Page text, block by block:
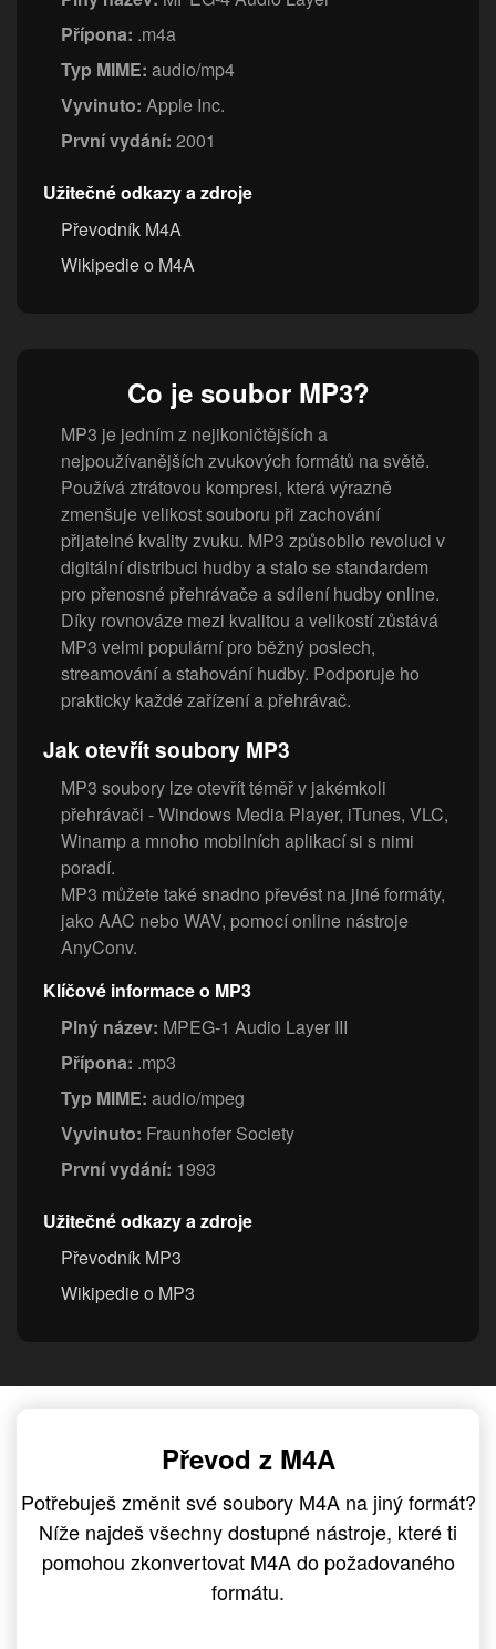
Přípona: .m4a
Typ MIME: audio/mp4
Vyvinuto: Apple Inc.
První vydání: 2001
Užitečné odkazy a zdroje
Převodník M4A
Wikipedie o M4A
Co je soubor MP3?
MP3 je jedním z nejikoničtějších a
nejpoužívanějších zvukových formátů na světě.
Používá ztrátovou kompresi, která výrazně
zmenšuje velikost souboru při zachování
přijatelné kvality zvuku. MP3 způsobilo revoluci v
digitální distribuci hudby a stalo se standardem
pro přenosné přehrávače a sdílení hudby online.
Díky rovnováze mezi kvalitou a velikostí zůstává
MP3 velmi populární pro běžný poslech,
streamování a stahování hudby. Podporuje ho
prakticky každé zařízení a přehrávač.
Jak otevřít soubory MP3
MP3 soubory lze otevřít téměř v jakémkoli
přehrávači - Windows Media Player, iTunes, VLC,
Winamp a mnoho mobilních aplikací si s nimi
poradí.
MP3 můžete také snadno převést na jiné formáty,
jako AAC nebo WAV, pomocí online nástroje
AnyConv.
Klíčové informace o MP3
Plný název: MPEG-1 Audio Layer III
Přípona: .mp3
Typ MIME: audio/mpeg
Vyvinuto: Fraunhofer Society
První vydání: 1993
Užitečné odkazy a zdroje
Převodník MP3
Wikipedie o MP3
Převod z M4A
Potřebuješ změnit své soubory M4A na jiný formát?
Níže najdeš všechny dostupné nástroje, které ti
pomohou zkonvertovat M4A do požadovaného
formátu.